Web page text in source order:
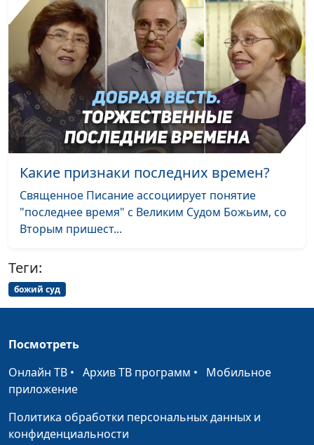
иллюстрация плана
спасения человека от
греха. Жертва
всесожжения
Александр Камнев,
пресвитер церкви
и Елена
Варнавская
Наша Жертва и наш
Священник — Иисус
Христос
Юлия Уткина,
Александр Камнев,
пресвитер церкви
и Елена
#16
Святилище — наглядное
пособие Божьего плана
спасения мира
Александр Камнев,
пресвитер церкви
Святилище и проблема
человеческого греха.
Жертва и завет
пресвитер церкви
Какие признаки последних времен?
Священное Писание ассоциирует понятие
"последнее время" с Великим Судом Божьим, со
Вторым пришест...
Теги:
божий суд
Посмотреть
Онлайн ТВ • Архив ТВ программ • Мобильное
приложение
Политика обработки персональных данных и
конфиденциальности